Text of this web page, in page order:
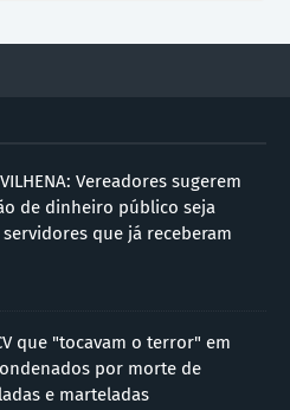
VILHENA: Vereadores sugerem
de dinheiro público seja
que já receberam
que "tocavam o terror" em
por morte de
e marteladas